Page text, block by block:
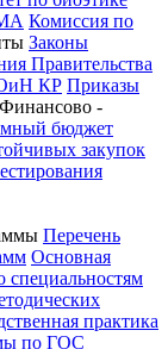
Комиссия по
Законы
Правительства
КР Приказы
Финансово -
бюджет
закупок
Перечень
Основная
практика
по ГОС